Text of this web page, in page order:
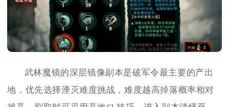
武林魔镜的深层镜像副本是破军令最主要的产出
地，优先选择湮灭难度挑战，难度越高掉落概率相对